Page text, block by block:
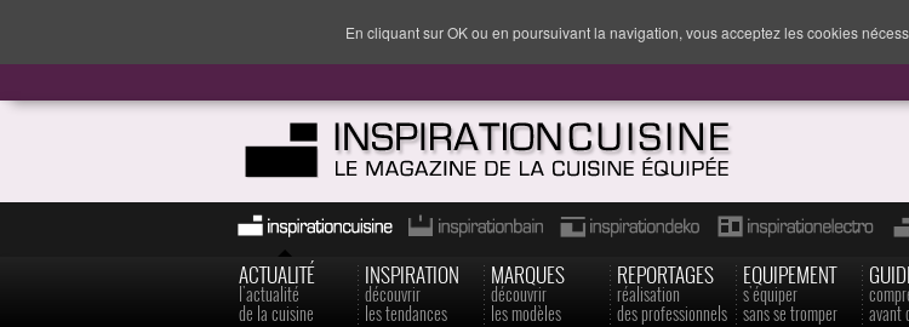
ACTUALITÉ
l'actualité
de la cuisine
INSPIRATION
découvrir
les tendances
MARQUES
découvrir
les modèles
REPORTAGES
réalisation
des professionnels
EQUIPEMENT
s'équiper
sans se tromper avant
En cliquant sur OK ou en poursuivant la navigation, vous acceptez les cookies